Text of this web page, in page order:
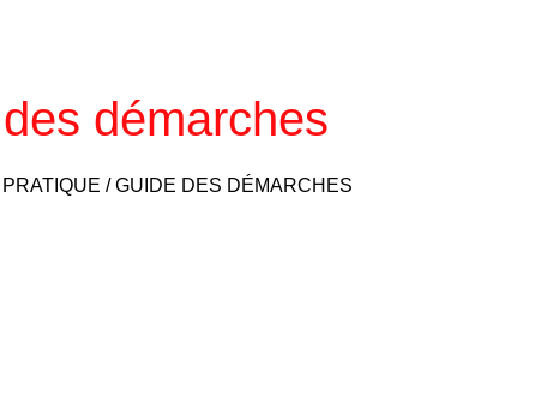
démarches
/GUIDE DES DÉMARCHES